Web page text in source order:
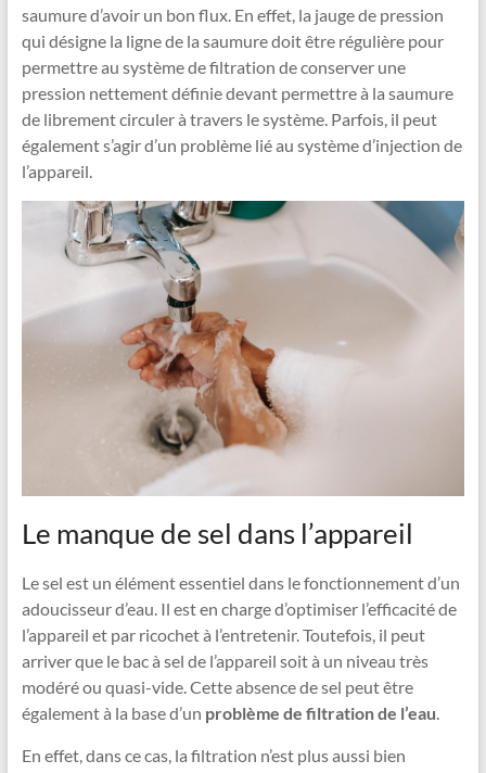
saumure d’avoir un bon flux. En effet, la jauge de pression
qui désigne la ligne de la saumure doit être régulière pour
permettre au système de filtration de conserver une
pression nettement définie devant permettre à la saumure
de librement circuler à travers le système. Parfois, il peut
également s’agir d’un problème lié au système d’injection de
l’appareil.
Le manque de sel dans l’appareil
Le sel est un élément essentiel dans le fonctionnement d’un
adoucisseur d’eau. Il est en charge d’optimiser l’efficacité de
l’appareil et par ricochet à l’entretenir. Toutefois, il peut
arriver que le bac à sel de l’appareil soit à un niveau très
modéré ou quasi-vide. Cette absence de sel peut être
également à la base d’un problème de filtration de l’eau.
En effet, dans ce cas, la filtration n’est plus aussi bien